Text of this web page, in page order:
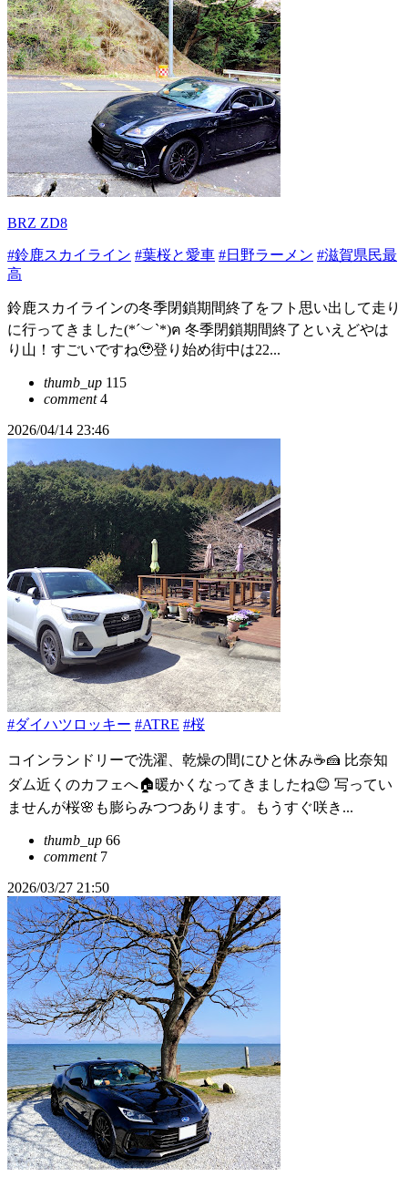
BRZ ZD8
#鈴鹿スカイライン #葉桜と愛車 #日野ラーメン #滋賀県民最
高
鈴鹿スカイラインの冬季閉鎖期間終了をフト思い出して走り
に行ってきました(*´︶`*)ฅ 冬季閉鎖期間終了といえどやは
り山！すごいですね🥹登り始め街中は22...
thumb_up 115
comment4
2026/04/14 23:46
#ダイハツロッキー #ATRE #桜
コインランドリーで洗濯、乾燥の間にひと休み☕🍰 比奈知
ダム近くのカフェへ🏠暖かくなってきましたね😊 写ってい
ませんが桜🌸も膨らみつつあります。もうすぐ咲き...
thumb_up 66
comment7
2026/03/27 21:50